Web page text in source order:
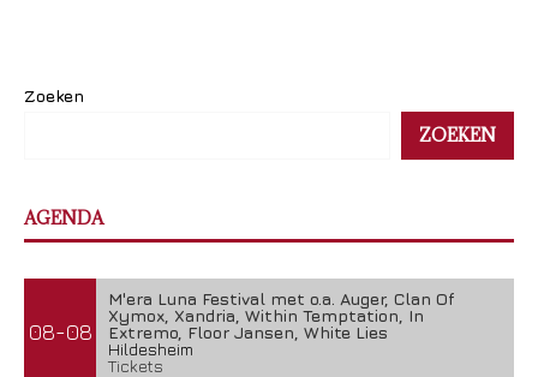
Zoeken
ZOEKEN
AGENDA
08-08
M'era Luna Festival met o.a. Auger, Clan Of
Xymox, Xandria, Within Temptation, In
Extremo, Floor Jansen, White Lies
Hildesheim
Tickets